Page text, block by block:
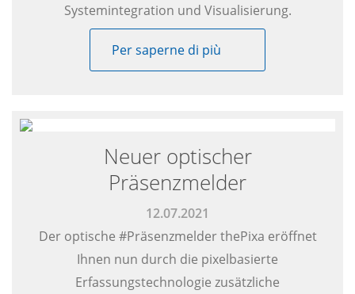
Systemintegration und Visualisierung.
Per saperne di più
Neuer optischer
Präsenzmelder
12.07.2021
Der optische #Präsenzmelder thePixa eröffnet
Ihnen nun durch die pixelbasierte
Erfassungstechnologie zusätzliche